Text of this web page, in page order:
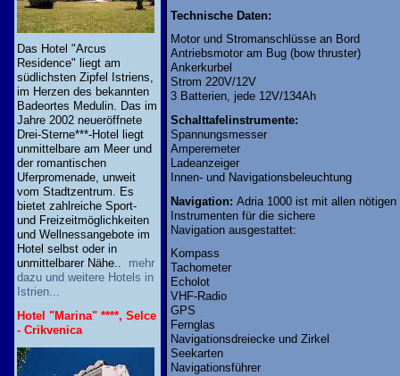
Das Hotel "Arcus
Residence" liegt am
südlichsten Zipfel Istriens,
im Herzen des bekannten
Badeortes Medulin. Das im
Jahre 2002 neueröffnete
Drei-Sterne***-Hotel liegt
unmittelbare am Meer und
der romantischen
Uferpromenade, unweit
vom Stadtzentrum. Es
bietet zahlreiche Sport-
und Freizeitmöglichkeiten
und Wellnessangebote im
Hotel selbst oder in
unmittelbarer Nähe.. mehr
dazu und weitere Hotels in
Istrien...
Hotel "Marina" ****, Selce
- Crikvenica
Technische Daten:
Motor und Stromanschlüsse an Bord
Antriebsmotor am Bug (bow thruster)
Ankerkurbel
Strom 220V/12V
3 Batterien, jede 12V/134Ah
Schalttafelinstrumente:
Spannungsmesser
Amperemeter
Ladeanzeiger
Innen- und Navigationsbeleuchtung
Navigation: Adria 1000 ist mit allen nötigen
Instrumenten für die sichere
Navigation ausgestattet:
Kompass
Tachometer
Echolot
VHF-Radio
GPS
Fernglas
Navigationsdreiecke und Zirkel
Seekarten
Navigationsführer